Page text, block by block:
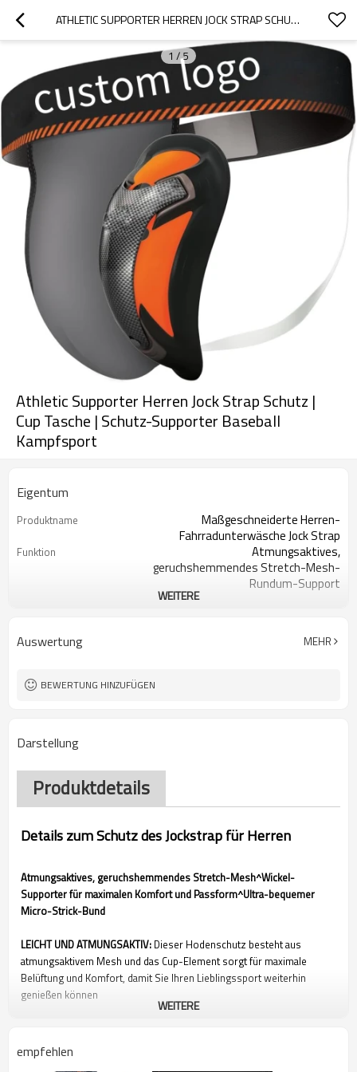
ATHLETIC SUPPORTER HERREN JOCK STRAP SCHUTZ | CUP TASCHE | SCHUTZ-SUPPORTER BASEBALL KAMPFSPORT
1 /5
Athletic Supporter Herren Jock Strap Schutz |
Cup Tasche | Schutz-Supporter Baseball
Kampfsport
Eigentum
Produktname
Maßgeschneiderte Herren-
Fahrradunterwäsche Jock Strap
Funktion
Atmungsaktives,
geruchshemmendes Stretch-Mesh-
Rundum-Support
Handwerk Digitaldruck
Mindestbestellmenge
WEITERE
Auswertung MEHR
BEWERTUNG HINZUFÜGEN
Darstellung
Produktdetails
Details zum Schutz des Jockstrap für Herren
Atmungsaktives, geruchshemmendes Stretch-Mesh^Wickel-
Supporter für maximalen Komfort und Passform^Ultra-bequemer
Micro-Strick-Bund
LEICHT UND ATMUNGSAKTIV: Dieser Hodenschutz besteht aus
atmungsaktivem Mesh und das Cup-Element sorgt für maximale
Belüftung und Komfort, damit Sie Ihren Lieblingssport weiterhin
genießen können
Männer, die Sportarten mit Verletzungsrisiko betreiben; Wir sind von
unserer Shock Doctor's Groinwear genauso überzeugt wie Tausende
WEITERE
empfehlen